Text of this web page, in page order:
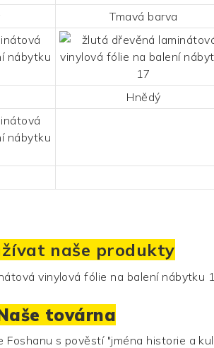
Tmavá barva
Hnědý
naše produkty
továrna
s pověstí "jména historie a